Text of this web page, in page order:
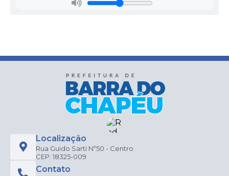
Localização
Rua Guido Sarti Nº50 - Centro
CEP: 18325-009
Contato